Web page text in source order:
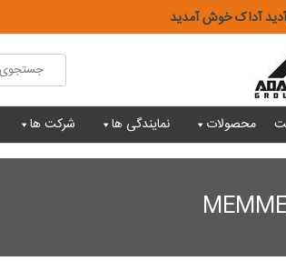
آداک خوش آمدید
Products
search
محصولات نمایندگی ها شرکت ها